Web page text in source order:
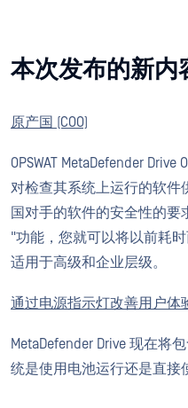
本次发布的新内
原产国 (COO)
OPSWAT MetaDefender
对检查其系统上运行的软件
国对手的软件的安全性的
"功能，您就可以将以前耗
适用于高级和企业层级。
通过电源指示灯改善用户体
MetaDefender Drive 现在将
统是使用电池运行还是直接